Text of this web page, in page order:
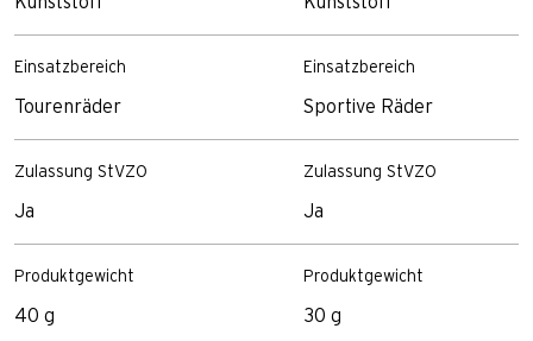
Einsatzbereich
Tourenräder
Zulassung StVZO
Ja
Produktgewicht
40 g
Einsatzbereich
Sportive Räder
Zulassung StVZO
Ja
Produktgewicht
30 g